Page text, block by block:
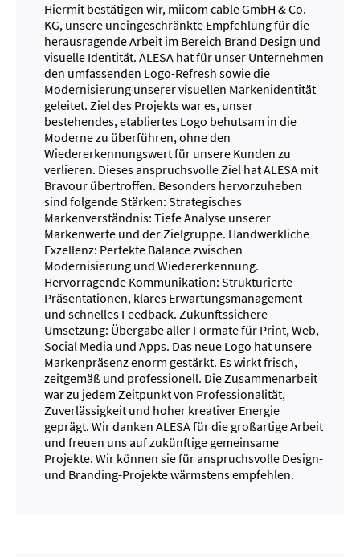
Hiermit bestätigen wir, miicom cable GmbH & Co.
KG, unsere uneingeschränkte Empfehlung für die
herausragende Arbeit im Bereich Brand Design und
visuelle Identität. ALESA hat für unser Unternehmen
den umfassenden Logo-Refresh sowie die
Modernisierung unserer visuellen Markenidentität
geleitet. Ziel des Projekts war es, unser
bestehendes, etabliertes Logo behutsam in die
Moderne zu überführen, ohne den
Wiedererkennungswert für unsere Kunden zu
verlieren. Dieses anspruchsvolle Ziel hat ALESA mit
Bravour übertroffen. Besonders hervorzuheben
sind folgende Stärken: Strategisches
Markenverständnis: Tiefe Analyse unserer
Markenwerte und der Zielgruppe. Handwerkliche
Exzellenz: Perfekte Balance zwischen
Modernisierung und Wiedererkennung.
Hervorragende Kommunikation: Strukturierte
Präsentationen, klares Erwartungsmanagement
und schnelles Feedback. Zukunftssichere
Umsetzung: Übergabe aller Formate für Print, Web,
Social Media und Apps. Das neue Logo hat unsere
Markenpräsenz enorm gestärkt. Es wirkt frisch,
zeitgemäß und professionell. Die Zusammenarbeit
war zu jedem Zeitpunkt von Professionalität,
Zuverlässigkeit und hoher kreativer Energie
geprägt. Wir danken ALESA für die großartige Arbeit
und freuen uns auf zukünftige gemeinsame
Projekte. Wir können sie für anspruchsvolle Design-
und Branding-Projekte wärmstens empfehlen.